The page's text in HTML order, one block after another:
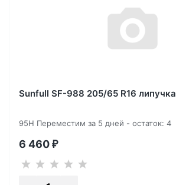
Sunfull SF-988 205/65 R16 липучка
95H Переместим за 5 дней - остаток: 4
6 460 ₽